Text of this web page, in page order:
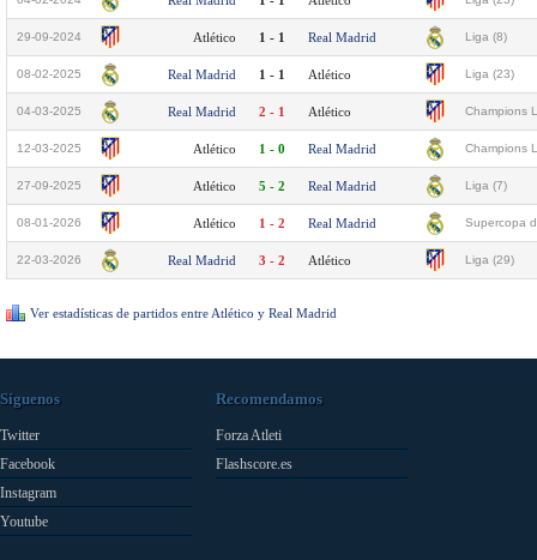
29-09-2024 Atlético 1 - 1 Real Madrid Liga (8)
08-02-2025 Real Madrid 1 - 1 Atlético Liga (23)
04-03-2025 Real Madrid 2 - 1 Atlético Champions
12-03-2025 Atlético 1 - 0 Real Madrid Champions
27-09-2025 Atlético 5 - 2 Real Madrid Liga (7)
08-01-2026 Atlético 1 - 2 Real Madrid Supercopa
22-03-2026 Real Madrid 3 - 2 Atlético Liga (29)
Ver estadísticas de partidos entre Atlético y Real Madrid
Síguenos
Twitter
Facebook
Instagram
Youtube
Recomendamos
Forza Atleti
Flashscore.es